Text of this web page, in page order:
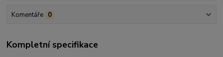
Komentáře 0
Kompletní specifikace